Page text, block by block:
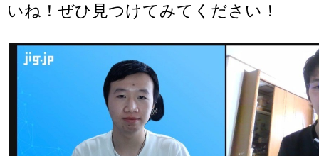
いね！ぜひ見つけてみてください！